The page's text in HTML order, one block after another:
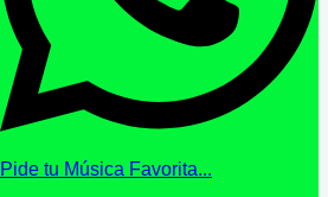
Pide tu Música Favorita...